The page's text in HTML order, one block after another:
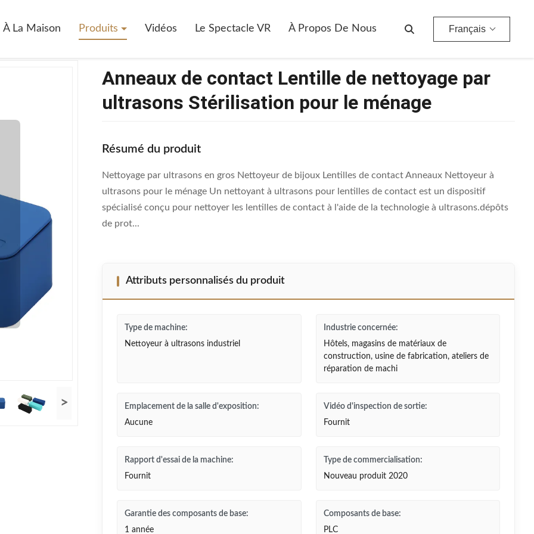
À La Maison Produits Vidéos Le Spectacle VR À Propos De Nous Français
>
Anneaux de contact Lentille de nettoyage par
ultrasons Stérilisation pour le ménage
Résumé du produit
Nettoyage par ultrasons en gros Nettoyeur de bijoux Lentilles de contact Anneaux Nettoyeur à
ultrasons pour le ménage Un nettoyant à ultrasons pour lentilles de contact est un dispositif
spécialisé conçu pour nettoyer les lentilles de contact à l'aide de la technologie à ultrasons.dépôts
de prot...
Attributs personnalisés du produit
Type de machine:
Nettoyeur à ultrasons industriel
Industrie concernée:
Hôtels, magasins de matériaux de
construction, usine de fabrication, ateliers de
réparation de machi
Emplacement de la salle d'exposition:
Aucune
Vidéo d'inspection de sortie:
Fournit
Rapport d'essai de la machine:
Fournit
Type de commercialisation:
Nouveau produit 2020
Garantie des composants de base:
1 année
Composants de base:
PLC